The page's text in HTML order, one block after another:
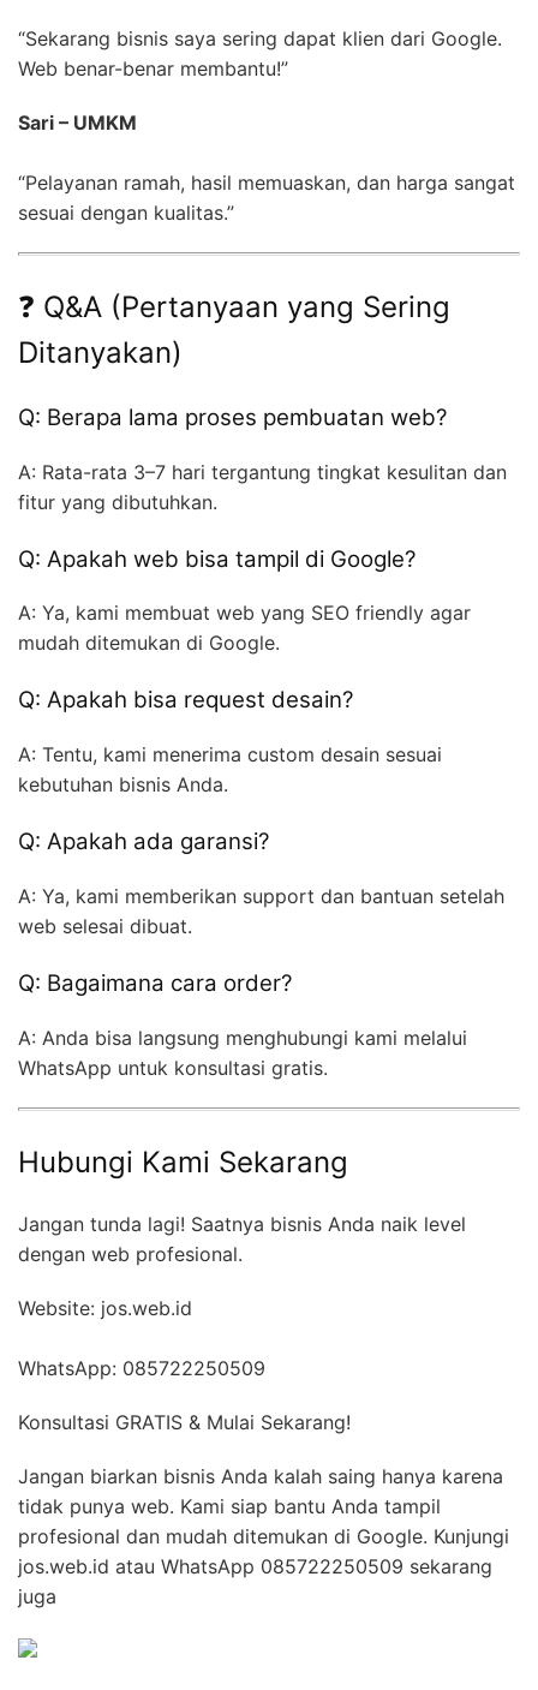
“Sekarang bisnis saya sering dapat klien dari Google.
Web benar-benar membantu!”
Sari – UMKM
“Pelayanan ramah, hasil memuaskan, dan harga sangat
sesuai dengan kualitas.”
❓ Q&A (Pertanyaan yang Sering
Ditanyakan)
Q: Berapa lama proses pembuatan web?
A: Rata-rata 3–7 hari tergantung tingkat kesulitan dan
fitur yang dibutuhkan.
Q: Apakah web bisa tampil di Google?
A: Ya, kami membuat web yang SEO friendly agar
mudah ditemukan di Google.
Q: Apakah bisa request desain?
A: Tentu, kami menerima custom desain sesuai
kebutuhan bisnis Anda.
Q: Apakah ada garansi?
A: Ya, kami memberikan support dan bantuan setelah
web selesai dibuat.
Q: Bagaimana cara order?
A: Anda bisa langsung menghubungi kami melalui
WhatsApp untuk konsultasi gratis.
Hubungi Kami Sekarang
Jangan tunda lagi! Saatnya bisnis Anda naik level
dengan web profesional.
Website: jos.web.id
WhatsApp: 085722250509
Konsultasi GRATIS & Mulai Sekarang!
Jangan biarkan bisnis Anda kalah saing hanya karena
tidak punya web. Kami siap bantu Anda tampil
profesional dan mudah ditemukan di Google. Kunjungi
jos.web.id atau WhatsApp 085722250509 sekarang
juga